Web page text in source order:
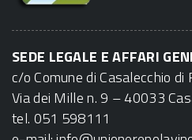
SEDE LEGALE E AFFARI
c/o Comune di Casalecchio di
Via dei Mille n. 9 – 40033
tel. 051 598111